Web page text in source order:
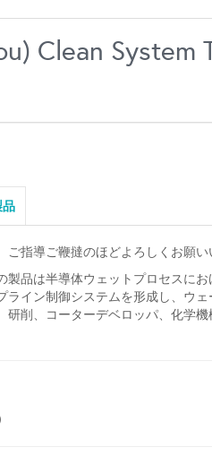
Clean System
品
ご指導ご鞭撻のほどよろしくお願い
製品は半導体ウェットプロセスに
ライン制御システムを形成し、ウ
研削、コーターデベロッパ、化学